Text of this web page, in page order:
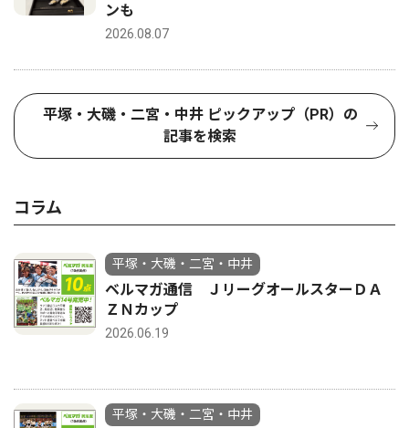
ンも
2026.08.07
平塚・大磯・二宮・中井 ピックアップ（PR）の
記事を検索
コラム
平塚・大磯・二宮・中井
ベルマガ通信 ＪリーグオールスターＤＡ
ＺＮカップ
2026.06.19
平塚・大磯・二宮・中井